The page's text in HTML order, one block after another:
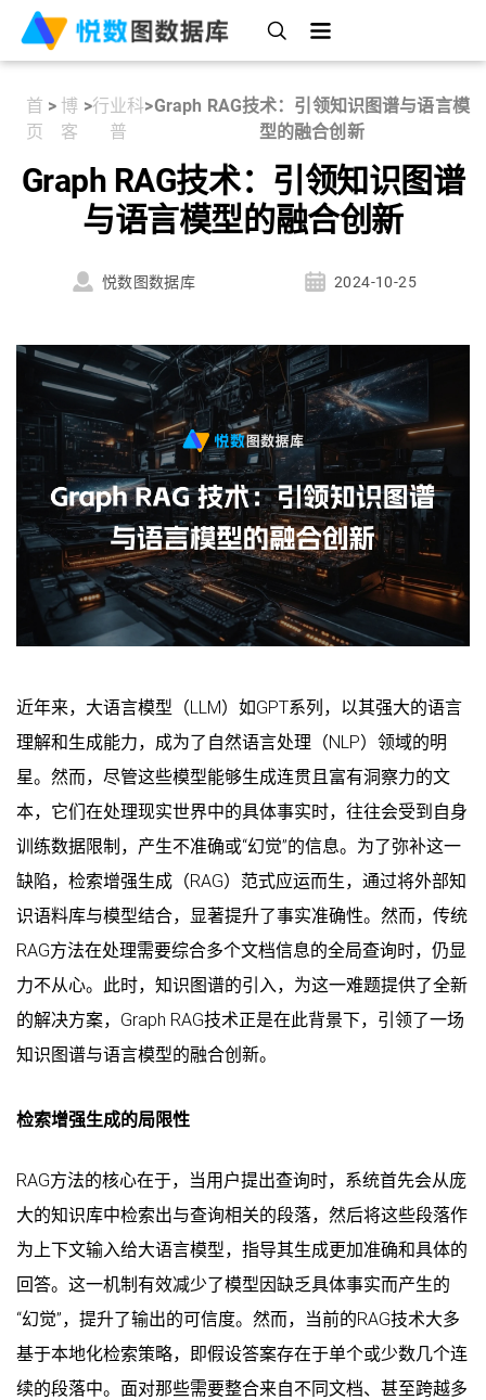
首
页
> 博
客
>行业科
普
>Graph RAG技术：引领知识图谱与语言模
型的融合创新
Graph RAG技术：引领知识图谱
与语言模型的融合创新
悦数图数据库 2024-10-25
近年来，大语言模型（LLM）如GPT系列，以其强大的语言
理解和生成能力，成为了自然语言处理（NLP）领域的明
星。然而，尽管这些模型能够生成连贯且富有洞察力的文
本，它们在处理现实世界中的具体事实时，往往会受到自身
训练数据限制，产生不准确或“幻觉”的信息。为了弥补这一
缺陷，检索增强生成（RAG）范式应运而生，通过将外部知
识语料库与模型结合，显著提升了事实准确性。然而，传统
RAG方法在处理需要综合多个文档信息的全局查询时，仍显
力不从心。此时，知识图谱的引入，为这一难题提供了全新
的解决方案，Graph RAG技术正是在此背景下，引领了一场
知识图谱与语言模型的融合创新。
检索增强生成的局限性
RAG方法的核心在于，当用户提出查询时，系统首先会从庞
大的知识库中检索出与查询相关的段落，然后将这些段落作
为上下文输入给大语言模型，指导其生成更加准确和具体的
回答。这一机制有效减少了模型因缺乏具体事实而产生的
“幻觉”，提升了输出的可信度。然而，当前的RAG技术大多
基于本地化检索策略，即假设答案存在于单个或少数几个连
续的段落中。面对那些需要整合来自不同文档、甚至跨越多